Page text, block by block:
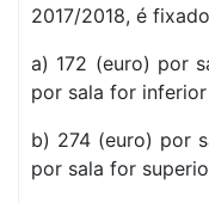
2017/2018, é
a) 172 (euro) por
por sala for
b) 274 (euro) por
por sala for